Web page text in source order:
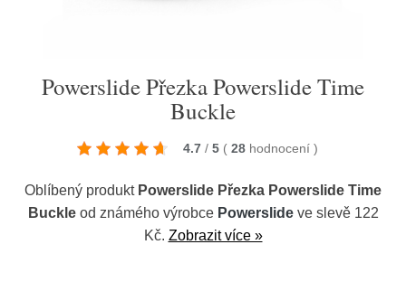
Powerslide Přezka Powerslide Time
Buckle
4.7 / 5 ( 28 hodnocení )
Oblíbený produkt Powerslide Přezka Powerslide Time
Buckleod známého výrobce Powerslideve slevě 122
Kč. Zobrazit více »